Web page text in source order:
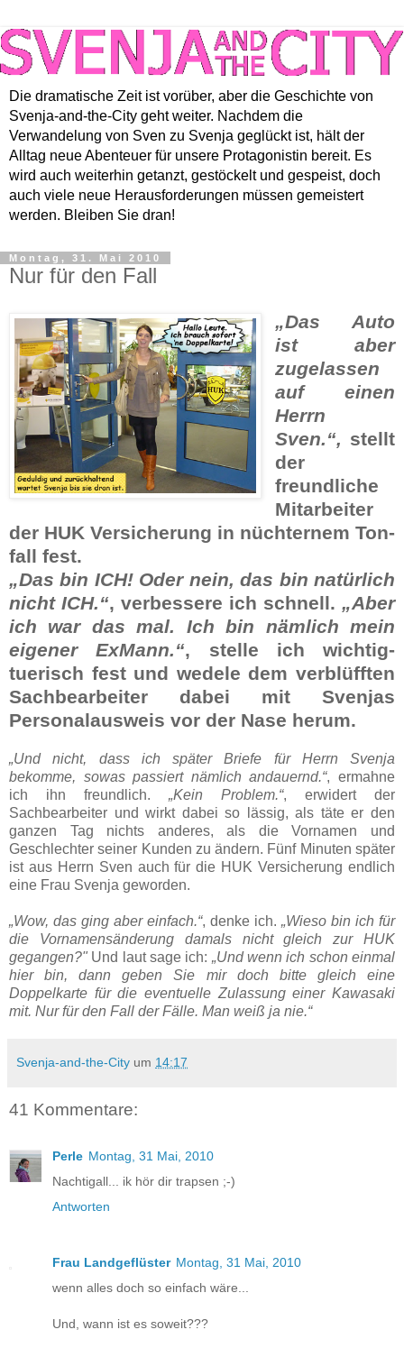
Die dramatische Zeit ist vorüber, aber die Geschichte von
Svenja-and-the-City geht weiter. Nachdem die
Verwandelung von Sven zu Svenja geglückt ist, hält der
Alltag neue Abenteuer für unsere Protagonistin bereit. Es
wird auch weiterhin getanzt, gestöckelt und gespeist, doch
auch viele neue Herausforderungen müssen gemeistert
werden. Bleiben Sie dran!
Montag, 31. Mai 2010
Nur für den Fall
„Das Auto
ist aber
zugelassen
auf einen
Herrn
Sven.“, stellt
der
freundliche
Mitarbeiter
der HUK Ver­sicherung in nüch­ternem Ton­
fall fest.
„Das bin ICH! Oder nein, das bin natürlich
nicht ICH.“, ver­bessere ich schnell. „Aber
ich war das mal. Ich bin nämlich mein
eigener ExMann.“, stelle ich wichtig­
tuerisch fest und wedele dem ver­blüfften
Sach­bearbeiter dabei mit Svenjas
Personal­­aus­­weis vor der Nase herum.
„Und nicht, dass ich später Briefe für Herrn Svenja
bekomme, sowas passiert nämlich andauernd.“, ermahne
ich ihn freundlich. „Kein Problem.“, erwidert der
Sachbearbeiter und wirkt dabei so lässig, als täte er den
ganzen Tag nichts anderes, als die Vornamen und
Geschlechter seiner Kunden zu ändern. Fünf Minuten später
ist aus Herrn Sven auch für die HUK Versicherung endlich
eine Frau Svenja geworden.
„Wow, das ging aber einfach.“, denke ich. „Wieso bin ich für
die Vornamensänderung damals nicht gleich zur HUK
gegangen?" Und laut sage ich: „Und wenn ich schon einmal
hier bin, dann geben Sie mir doch bitte gleich eine
Doppelkarte für die eventuelle Zulassung einer Kawasaki
mit. Nur für den Fall der Fälle. Man weiß ja nie.“
Svenja-and-the-City um 14:17
41 Kommentare:
Perle Montag, 31 Mai, 2010
Nachtigall... ik hör dir trapsen ;-)
Antworten
Frau Landgeflüster Montag, 31 Mai, 2010
wenn alles doch so einfach wäre...
Und, wann ist es soweit???